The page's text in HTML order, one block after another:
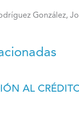
González,
AL